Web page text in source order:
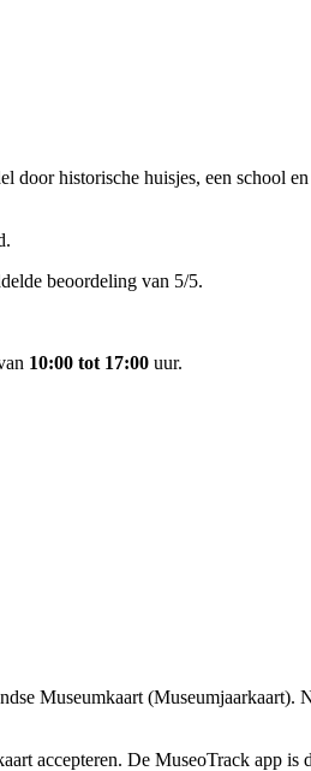
historische huisjes, een school
beoordeling van 5/5.
10:00 tot 17:00 uur.
Museumkaart
accepteren. De MuseoTrack app is